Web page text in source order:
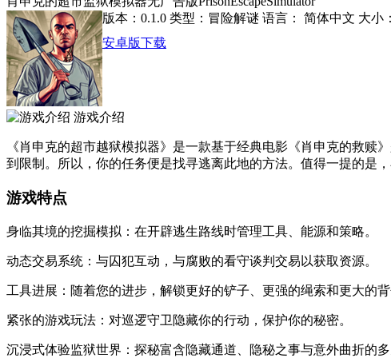
版本：0.1.0 类型：冒险解谜 语言： 简体中文 大小
安卓版下载
游戏介绍
《肖申克的超市越狱模拟器》是一款基于经典电影《肖申克的救
到限制。所以，你的任务便是找寻逃离此地的方法。值得一提的是
游戏特点
身临其境的挖掘模拟：在开辟逃生路线时管理工具、能源和策略。
动态交易系统：与囚犯互动，与腐败的看守谈判交易以获取资源。
工具进展：随着您的进步，解锁更好的铲子、更强的绳索和更大的背
紧张的游戏玩法：对巡逻守卫隐藏你的行动，保护你的秘密。
沉浸式体验监狱世界：探秘富含隐藏通道、隐秘之事与意外曲折的多